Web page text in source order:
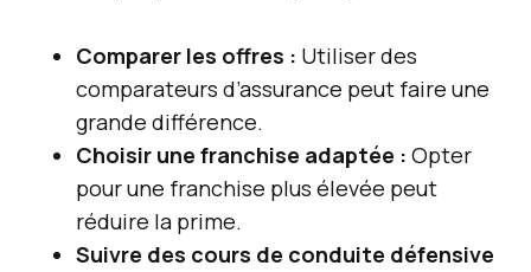
Comparer les offres : Utiliser des
comparateurs d’assurance peut faire une
grande différence.
Choisir une franchise adaptée : Opter
pour une franchise plus élevée peut
réduire la prime.
Suivre des cours de conduite défensive